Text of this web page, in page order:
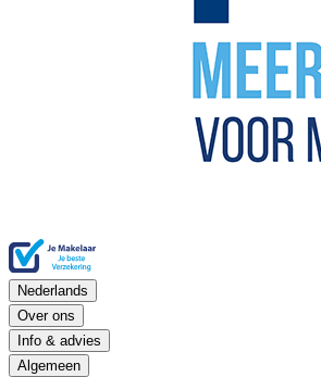
Nederlands
Over ons
Info & advies
Algemeen